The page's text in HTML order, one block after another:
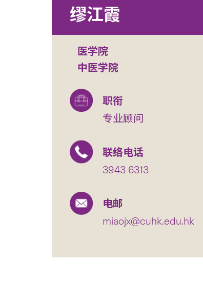
缪江霞
医学院
中医学院
职衔
专业顾问
联络电话
3943 6313
电邮
miaojx@cuhk.edu.hk